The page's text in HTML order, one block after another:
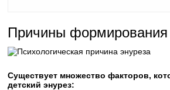
Причины формирования
Существует множество факторов,
детский энурез: